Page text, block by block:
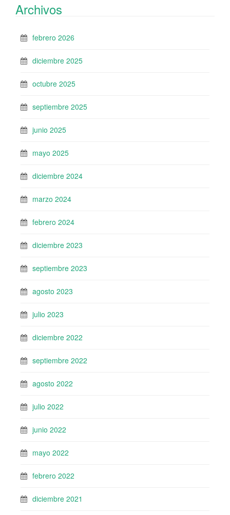
Archivos
febrero 2026
diciembre 2025
octubre 2025
septiembre 2025
junio 2025
mayo 2025
diciembre 2024
marzo 2024
febrero 2024
diciembre 2023
septiembre 2023
agosto 2023
julio 2023
diciembre 2022
septiembre 2022
agosto 2022
julio 2022
junio 2022
mayo 2022
febrero 2022
diciembre 2021